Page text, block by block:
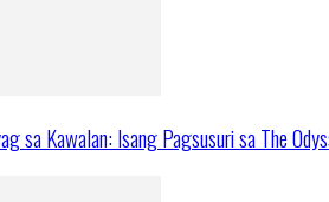
sa Kawalan: Isang Pagsusuri sa The